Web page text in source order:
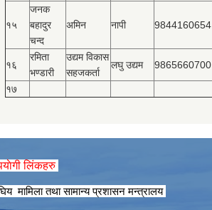
१५
जनक
बहादुर
चन्द
अमिन नापी 9844160654
१६
रमिता
भण्डारी
उद्यम विकास
सहजकर्ता
लघु उद्यम 9865660700
१७
लिंकहरु
मामिला तथा सामान्य प्रशासन मन्त्रालय